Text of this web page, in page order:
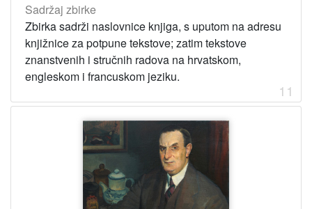
Sadržaj zbirke
Zbirka sadrži naslovnice knjiga, s uputom na adresu
knjižnice za potpune tekstove; zatim tekstove
znanstvenih i stručnih radova na hrvatskom,
engleskom i francuskom jeziku.
11